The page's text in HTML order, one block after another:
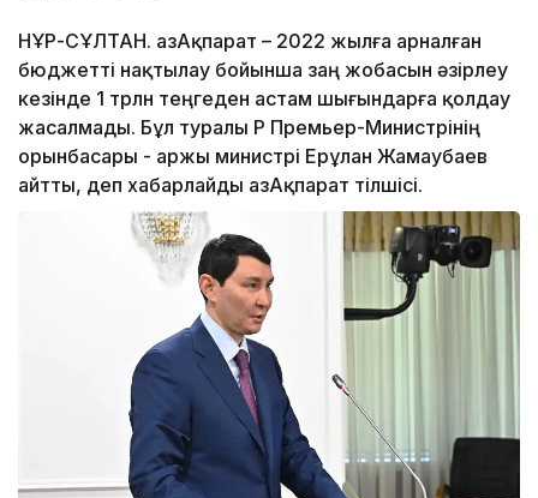
НҰР-СҰЛТАН. ҚазАқпарат – 2022 жылға арналған
бюджетті нақтылау бойынша заң жобасын әзірлеу
кезінде 1 трлн теңгеден астам шығындарға қолдау
жасалмады. Бұл туралы ҚР Премьер-Министрінің
орынбасары - Қаржы министрі Ерұлан Жамаубаев
айтты, деп хабарлайды ҚазАқпарат тілшісі.